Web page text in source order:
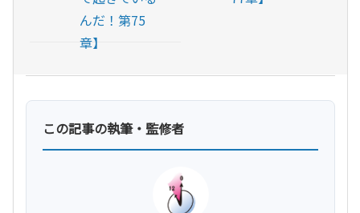
んだ！第75
章】
この記事の執筆・監修者